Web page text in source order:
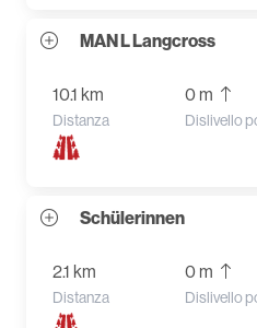
MAN L Langcross
10.1 km
Distanza
0 m
Dislivello
Schülerinnen
2.1 km
Distanza
0 m
Dislivello